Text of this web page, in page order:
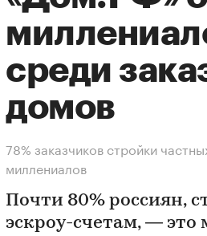
среди
домов
78% заказчиков стройки
миллениалов
Почти 80% россиян,
эскроу-счетам, —